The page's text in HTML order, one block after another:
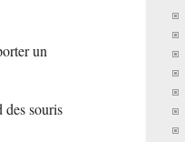
un
des souris